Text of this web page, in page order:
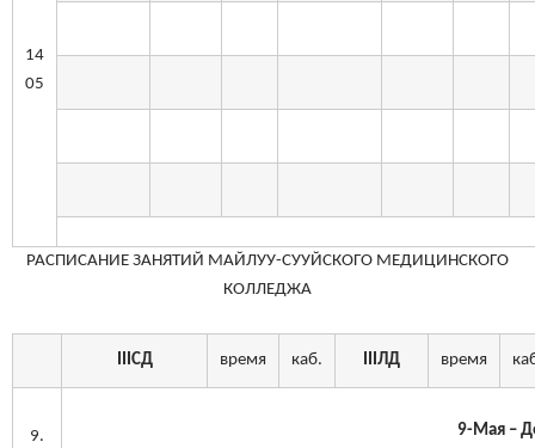
14
05
РАСПИСАНИЕ ЗАНЯТИЙ МАЙЛУУ-СУУЙСКОГО МЕДИЦИНСКОГО
КОЛЛЕДЖА
IIIСД время каб. IIIЛД время
9.
9-Мая –